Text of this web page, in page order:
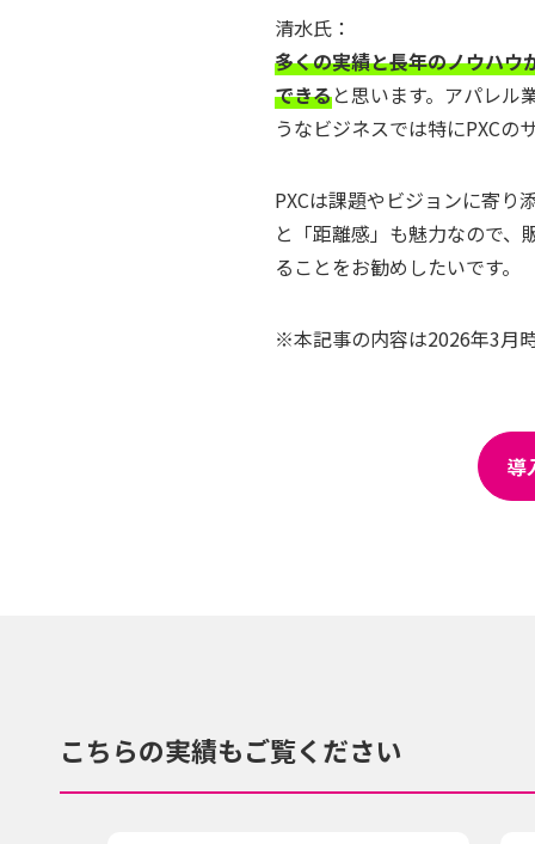
清水氏：
多くの実績と長年のノウハウ
できると思います。アパレル
うなビジネスでは特にPXC
PXCは課題やビジョンに寄り
と「距離感」も魅力なので
ることをお勧めしたいです。
※本記事の内容は2026年3月
導
こちらの実績もご覧ください